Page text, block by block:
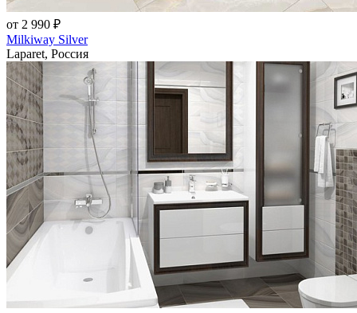
от 2 990 ₽
Milkiway Silver
Laparet, Россия